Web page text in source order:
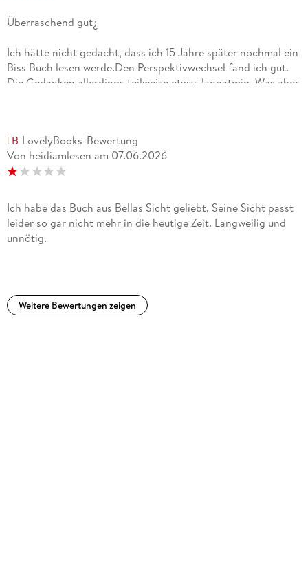
Überraschend gut¿
Ich hätte nicht gedacht, dass ich 15 Jahre später nochmal ein
Biss Buch lesen werde.Den Perspektivwechsel fand ich gut.
Die Gedanken allerdings teilweise etwas langatmig. Was aber
gelesen.Ich könnte noch mehr davon lesen.
LovelyBooks-Bewertung
Von heidiamlesen am 07.06.2026
Ich habe das Buch aus Bellas Sicht geliebt. Seine Sicht passt
leider so gar nicht mehr in die heutige Zeit. Langweilig und
unnötig.
Weitere Bewertungen zeigen